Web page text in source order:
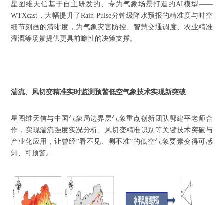
星图维天信基于自主研发的、专为气象场景打造的AI模型——
WTXcast，大幅提升了Rain-Pulse分钟级降水预报的精准度与时空
细节刻画的清晰度，为气象灾害防控、智慧交通调度、农业精准
灌溉等场景提供更具前瞻性的决策支撑。
湍流、风切变精准实时监测预警低空气象技术实现新突破
星图维天信与中国气象局边界层气象重点创新团队郭建平老师合
作，实现湍流强度实况分析、风切变精准识别等关键技术突破与
产业化应用，让曾经“看不见、测不准”的低空气象要素变得可感
知、可预警。